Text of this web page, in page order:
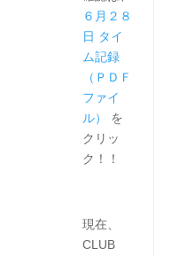
６月２８
日 タイ
ム記録
（ＰＤＦ
ファイ
ル）
を
クリッ
ク！！
現在、
CLUB